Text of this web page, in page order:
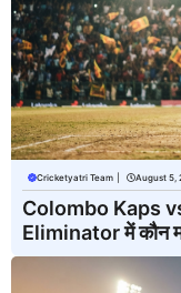
Cricketyatri Team August 5,
Colombo Kaps
Eliminator में कौन